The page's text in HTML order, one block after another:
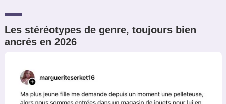
Les stéréotypes de genre, toujours bien
ancrés en 2026